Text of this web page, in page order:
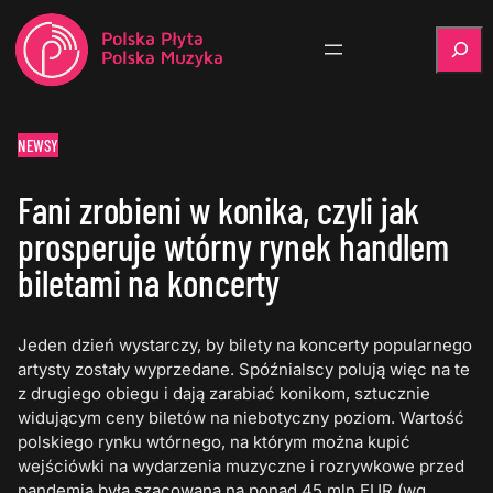
NEWSY
Fani zrobieni w konika, czyli jak
prosperuje wtórny rynek handlem
biletami na koncerty
Jeden dzień wystarczy, by bilety na koncerty popularnego
artysty zostały wyprzedane. Spóźnialscy polują więc na te
z drugiego obiegu i dają zarabiać konikom, sztucznie
widującym ceny biletów na niebotyczny poziom. Wartość
polskiego rynku wtórnego, na którym można kupić
wejściówki na wydarzenia muzyczne i rozrywkowe przed